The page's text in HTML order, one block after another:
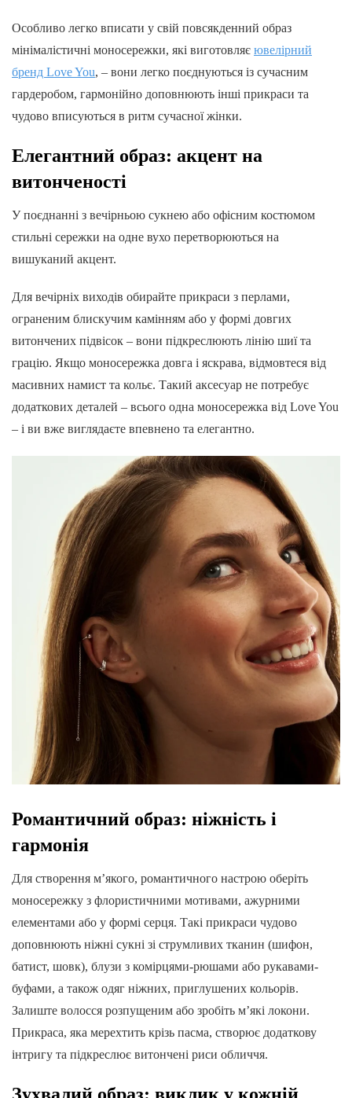
Особливо легко вписати у свій повсякденний образ
мінімалістичні моносережки, які виготовляє ювелірний
бренд Love You, – вони легко поєднуються із сучасним
гардеробом, гармонійно доповнюють інші прикраси та
чудово вписуються в ритм сучасної жінки.
Елегантний образ: акцент на
витонченості
У поєднанні з вечірньою сукнею або офісним костюмом
стильні сережки на одне вухо перетворюються на
вишуканий акцент.
Для вечірніх виходів обирайте прикраси з перлами,
ограненим блискучим камінням або у формі довгих
витончених підвісок – вони підкреслюють лінію шиї та
грацію. Якщо моносережка довга і яскрава, відмовтеся від
масивних намист та кольє. Такий аксесуар не потребує
додаткових деталей – всього одна моносережка від Love You
– і ви вже виглядаєте впевнено та елегантно.
Романтичний образ: ніжність і
гармонія
Для створення м’якого, романтичного настрою оберіть
моносережку з флористичними мотивами, ажурними
елементами або у формі серця. Такі прикраси чудово
доповнюють ніжні сукні зі струмливих тканин (шифон,
батист, шовк), блузи з комірцями-рюшами або рукавами-
буфами, а також одяг ніжних, приглушених кольорів.
Залиште волосся розпущеним або зробіть м’які локони.
Прикраса, яка мерехтить крізь пасма, створює додаткову
інтригу та підкреслює витончені риси обличчя.